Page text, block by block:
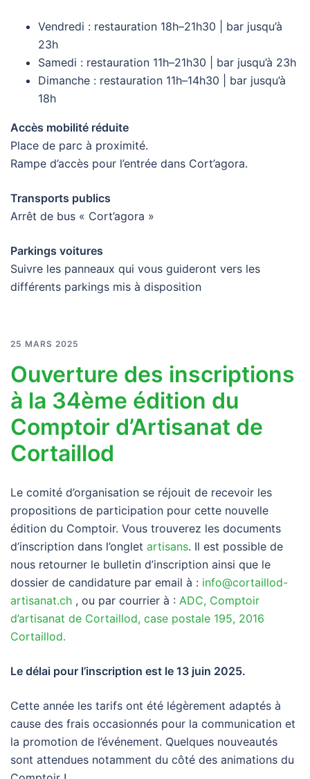
Vendredi : restauration 18h–21h30 | bar jusqu’à
23h
Samedi : restauration 11h–21h30 | bar jusqu’à 23h
Dimanche : restauration 11h–14h30 | bar jusqu’à
18h
Accès mobilité réduite
Place de parc à proximité.
Rampe d’accès pour l’entrée dans Cort’agora.
Transports publics
Arrêt de bus « Cort’agora »
Parkings voitures
Suivre les panneaux qui vous guideront vers les
différents parkings mis à disposition
25 MARS 2025
Ouverture des inscriptions
à la 34ème édition du
Comptoir d’Artisanat de
Cortaillod
Le comité d’organisation se réjouit de recevoir les
propositions de participation pour cette nouvelle
édition du Comptoir. Vous trouverez les documents
d’inscription dans l’onglet artisans. Il est possible de
nous retourner le bulletin d’inscription ainsi que le
dossier de candidature par email à : info@cortaillod-
artisanat.ch , ou par courrier à : ADC, Comptoir
d’artisanat de Cortaillod, case postale 195, 2016
Cortaillod.
Le délai pour l’inscription est le 13 juin 2025.
Cette année les tarifs ont été légèrement adaptés à
cause des frais occasionnés pour la communication et
la promotion de l’événement. Quelques nouveautés
sont attendues notamment du côté des animations du